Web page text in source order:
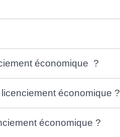
économique ?
économique ?
économique ?